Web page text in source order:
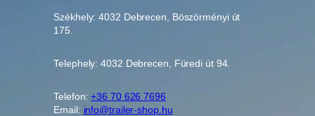
Székhely: 4032 Debrecen, Böszörményi út
175.
Telephely: 4032 Debrecen, Füredi út 94.
Telefon:+36 70 626 7696
Email: info@trailer-shop.hu